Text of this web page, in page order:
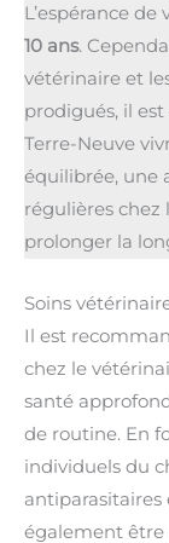
L’espérance de
10 ans.
vétérinaire et
prodigués, il
Terre-Neuve
équilibrée, une
régulières
prolonger la
Soins
Il est
chez le
santé
de routine. En
individuels du
antiparasitaires
également être